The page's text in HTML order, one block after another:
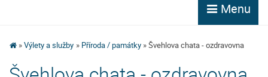
Menu
Výlety a služby Příroda / památky Švehlova chata - ozdravovna